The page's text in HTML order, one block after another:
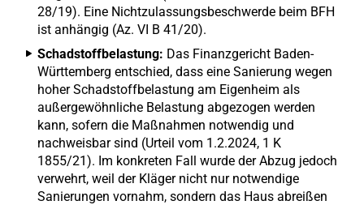
28/19). Eine Nichtzulassungsbeschwerde beim BFH
ist anhängig (Az. VI B 41/20).
Schadstoffbelastung: Das Finanzgericht Baden-
Württemberg entschied, dass eine Sanierung wegen
hoher Schadstoffbelastung am Eigenheim als
außergewöhnliche Belastung abgezogen werden
kann, sofern die Maßnahmen notwendig und
nachweisbar sind (Urteil vom 1.2.2024, 1 K
1855/21). Im konkreten Fall wurde der Abzug jedoch
verwehrt, weil der Kläger nicht nur notwendige
Sanierungen vornahm, sondern das Haus abreißen